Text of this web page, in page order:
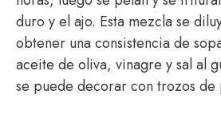
duro y el ajo. Esta mezcla se
obtener una consistencia de
aceite de oliva, vinagre y sal al
se puede decorar con trozos de